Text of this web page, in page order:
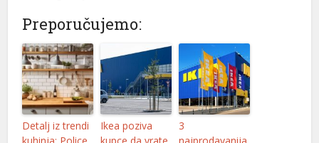
Preporučujemo:
Detalj iz trendi
Ikea poziva
3